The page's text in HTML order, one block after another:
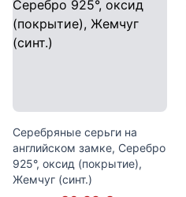
Серебряные серьги на
английском замке, Серебро
925°, оксид (покрытие),
Жемчуг (синт.)